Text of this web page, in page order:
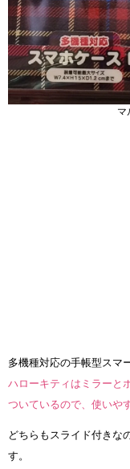
マ
多機種対応の手帳型スマ
ハローキティはミラーと
ついているので、使いや
どちらもスライド付きな
す。